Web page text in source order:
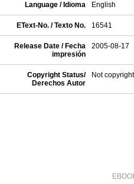
Language / Idioma English
EText-No. / Texto No. 16541
Release Date / Fecha
impresión
2005-08-17
Copyright Status/
Derechos Autor
Not